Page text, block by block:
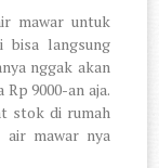
mawar untuk
bisa langsung
nggak akan
9000-an aja.
stok di rumah
air mawar nya